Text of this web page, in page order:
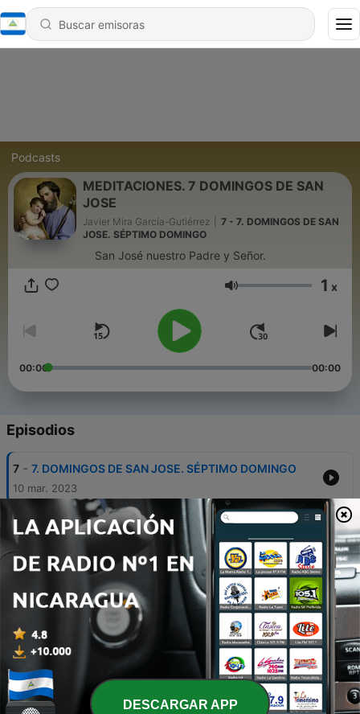
Podcasts
MEDITACIONES. 7 DOMINGOS DE SAN
JOSE
Javier Mira García-Gutiérrez
7 - 7. DOMINGOS DE SAN
JOSE. SÉPTIMO DOMINGO
San José nuestro Padre y Señor.
Volumen 1 x
00:00 00:00
Episodios
7 - 7. DOMINGOS DE SAN JOSE. SÉPTIMO DOMINGO
10 mar. 2023
6 - 6. DOMINGOS DE SAN JOSE. SEXTO DOMINGO
03 mar. 2023
5 - 5. DOMINGOS DE SAN JOSE. QUINTO DOMINGO
24 feb. 2023
4. DOMINGOS DE SAN JOSE. CUARTO DOMINGO.
18 feb. 2023
3 - 3. DOMINGOS DE SAN JOSE. TERCER DOLOR Y
GOZO
10 feb. 2023 DESCARGAR APP